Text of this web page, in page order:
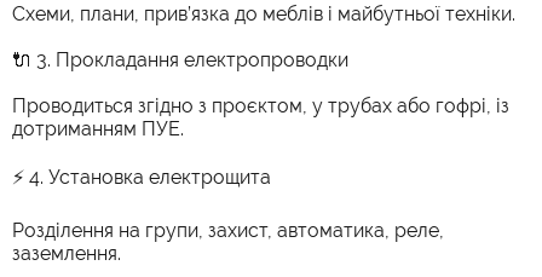
Схеми, плани, прив’язка до меблів і майбутньої техніки.
🔌 3. Прокладання електропроводки
Проводиться згідно з проєктом, у трубах або гофрі, із
дотриманням ПУЕ.
⚡ 4. Установка електрощита
Розділення на групи, захист, автоматика, реле,
заземлення.